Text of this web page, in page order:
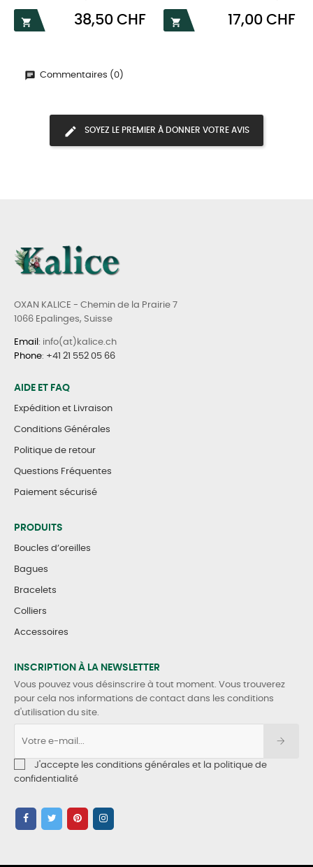

Prix
38,50 CHF 
Prix
17,00 CHF
Commentaires (0)
SOYEZ LE PREMIER À DONNER VOTRE AVIS
OXAN KALICE - Chemin de la Prairie 7
1066 Epalinges, Suisse
Email : info(at)kalice.ch
Phone: +41 21 552 05 66
AIDE ET FAQ
Expédition et Livraison
Conditions Générales
Politique de retour
Questions Fréquentes
Paiement sécurisé
PRODUITS
Boucles d’oreilles
Bagues
Bracelets
Colliers
Accessoires
INSCRIPTION À LA NEWSLETTER
Vous pouvez vous désinscrire à tout moment. Vous trouverez
pour cela nos informations de contact dans les conditions
d'utilisation du site.
J'accepte les conditions générales et la politique de
confidentialité